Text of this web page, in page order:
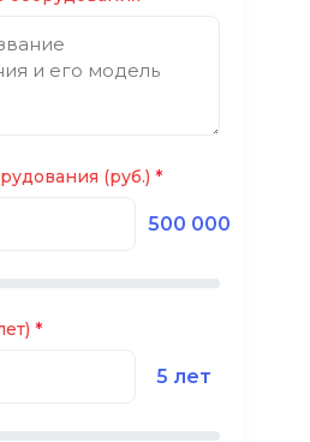
(руб.)
500 000
5 лет